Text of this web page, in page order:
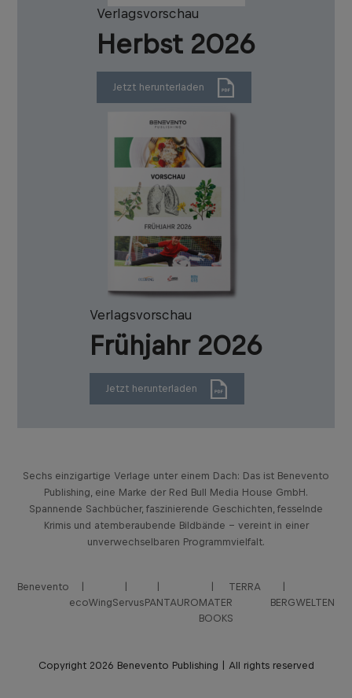
Verlagsvorschau
Herbst 2026
Jetzt herunterladen
Verlagsvorschau
Frühjahr 2026
Jetzt herunterladen
Sechs einzigartige Verlage unter einem Dach: Das ist Benevento
Publishing, eine Marke der Red Bull Media House GmbH.
Spannende Sachbücher, faszinierende Geschichten, fesselnde
Krimis und atemberaubende Bildbände – vereint in einer
unverwechselbaren Programmvielfalt.
Benevento
ecoWingServusPANTAURO
TERRA
MATER
BOOKS
BERGWELTEN
Copyright 2026 Benevento Publishing | All rights reserved